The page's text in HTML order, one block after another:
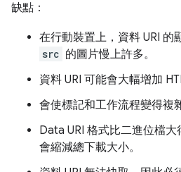
缺點：
在行動裝置上，資料 URI 的
src 的圖片慢上許多。
資料 URI 可能會大幅增加
會使標記和工作流程變得複
Data URI 格式比二進位檔
會縮減總下載大小。